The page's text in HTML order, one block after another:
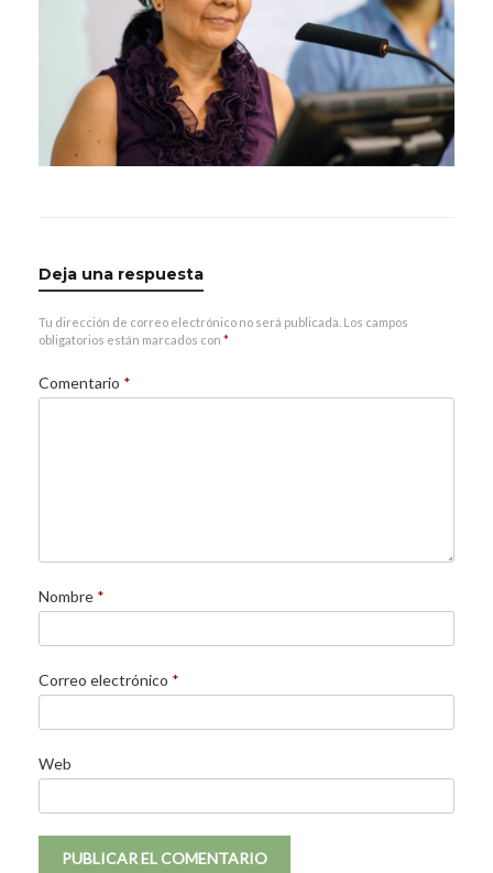
Deja una respuesta
Tu dirección de correo electrónico no será publicada. Los campos
obligatorios están marcados con *
Comentario *
Nombre *
Correo electrónico *
Web